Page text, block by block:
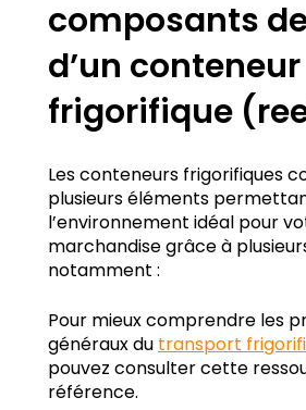
composants
d’un conteneur
frigorifique
Les conteneurs frigorifiques
plusieurs éléments
l’environnement idéal pour
marchandise grâce à
notamment :
Pour mieux comprendre les
généraux dutransport
pouvez consulter cette
référence.